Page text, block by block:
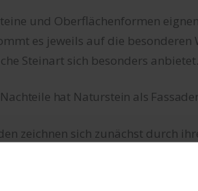
und Oberflächenformen
es jeweils auf die
Steinart sich besonders anbietet.
hat Naturstein als
zeichnen sich zunächst durch
umweltfreundliches und